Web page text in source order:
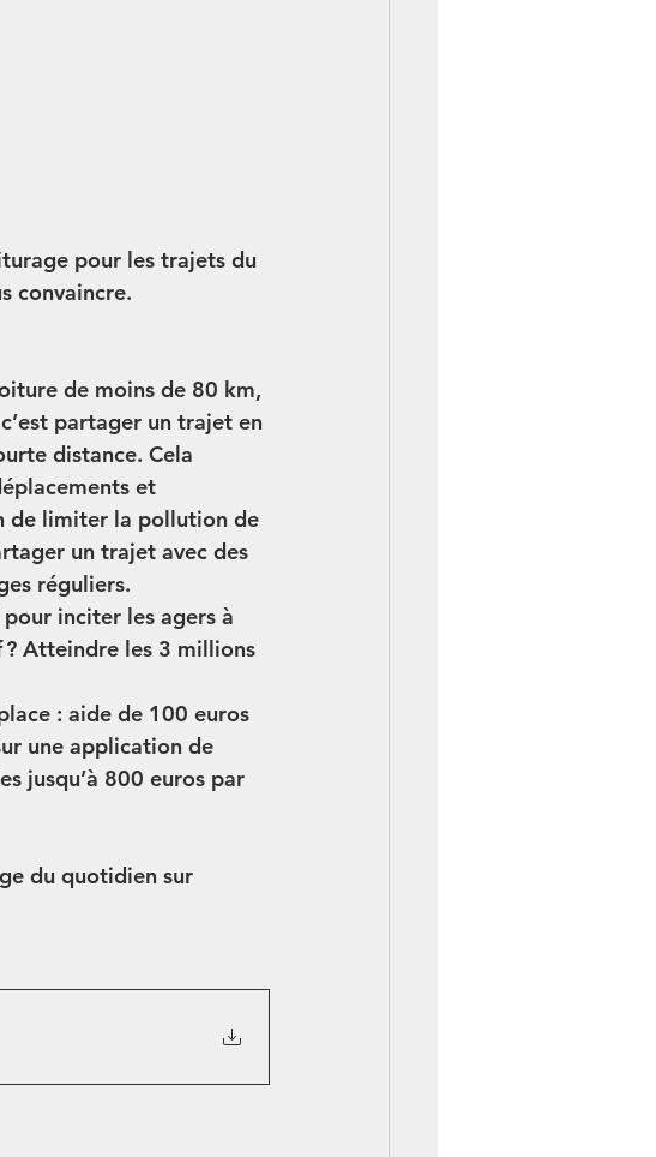
pour les trajets du
convaincre.
de moins de 80 km,
partager un trajet en
distance. Cela
et
de limiter la pollution de
un trajet avec des
réguliers.
inciter les agers à
? Atteindre les 3 millions
: aide de 100 euros
une application de
jusqu’à 800 euros par
du quotidien sur